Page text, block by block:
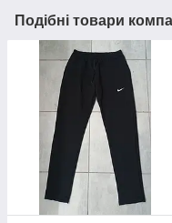
Подібні товари